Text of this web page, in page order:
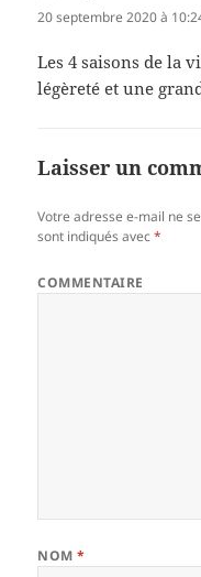
20 septembre 2020 à
Les 4 saisons de la
légèreté et une
Laisser un
Votre adresse e-mail ne
sont indiqués avec*
COMMENTAIRE
NOM*